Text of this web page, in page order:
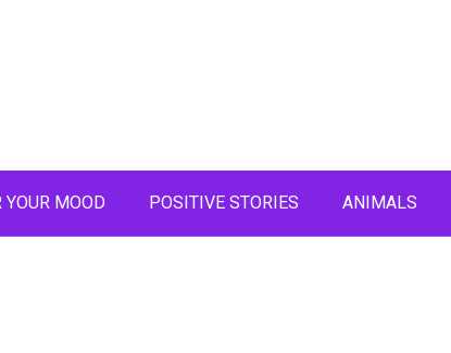
YOUR MOOD POSITIVE STORIES ANIMALS